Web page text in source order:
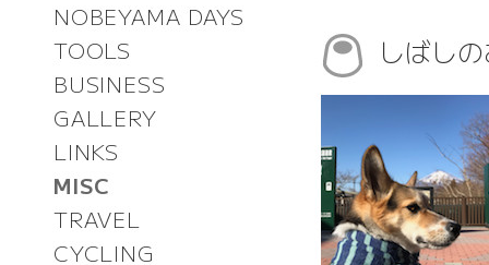
NOBEYAMA DAYS
TOOLS
BUSINESS
GALLERY
LINKS
MISC
TRAVEL
CYCLING
しばし